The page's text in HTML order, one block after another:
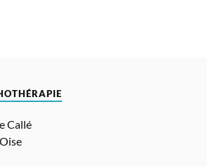
Callé